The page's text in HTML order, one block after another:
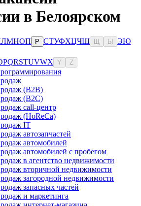
в Белоярском
ЛМНОП Р СТУФХЦЧШ Ы ЭЮ
PQRSTUVWX Y Z
(B2B)
(B2C)
call-центр
(HoReCa)
IT
автозапчастей
автомобилей
автомобилей с пробегом
в агентство недвижимости
вторичной недвижимости
загородной недвижимости
запасных частей
и маркетинга